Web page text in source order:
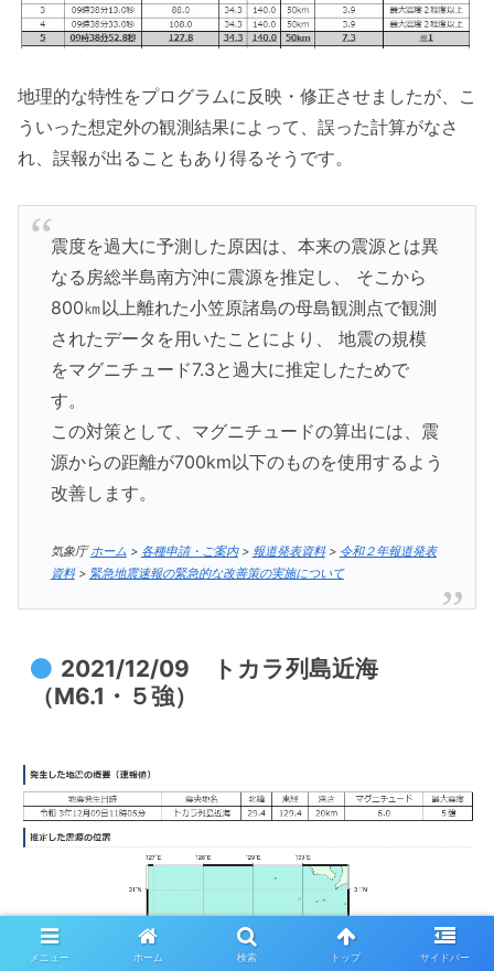
地理的な特性をプログラムに反映・修正させましたが、こ
ういった想定外の観測結果によって、誤った計算がなさ
れ、誤報が出ることもあり得るそうです。
震度を過大に予測した原因は、本来の震源とは異
なる房総半島南方沖に震源を推定し、 そこから
800㎞以上離れた小笠原諸島の母島観測点で観測
されたデータを用いたことにより、 地震の規模
をマグニチュード7.3と過大に推定したためで
す。
この対策として、マグニチュードの算出には、震
源からの距離が700km以下のものを使用するよう
改善します。
気象庁ホーム > 各種申請・ご案内> 報道発表資料> 令和２年報道発表
資料> 緊急地震速報の緊急的な改善策の実施について
2021/12/09 トカラ列島近海
（M6.1・５強）
メニュー ホーム 検索 トップ サイドバー